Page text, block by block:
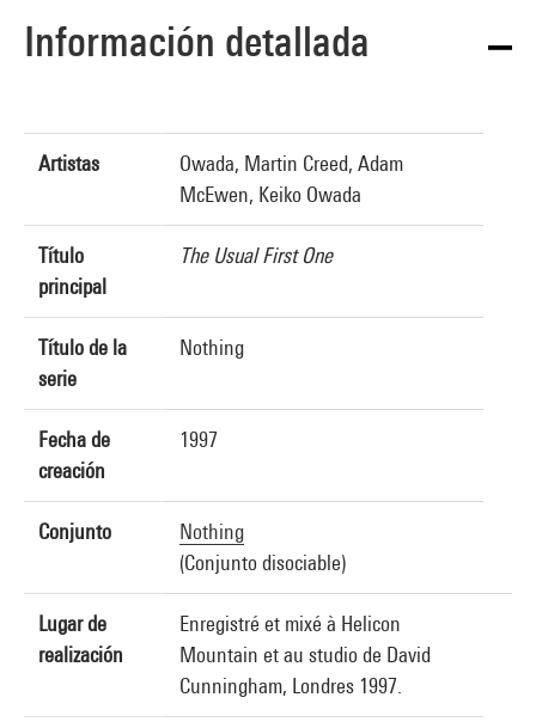
Información detallada
Artistas
Owada, Martin Creed, Adam
McEwen, Keiko Owada
Título
principal
The Usual First One
Título de la
serie
Nothing
Fecha de
creación
1997
Conjunto
Nothing
(Conjunto disociable)
Lugar de
realización
Enregistré et mixé à Helicon
Mountain et au studio de David
Cunningham, Londres 1997.